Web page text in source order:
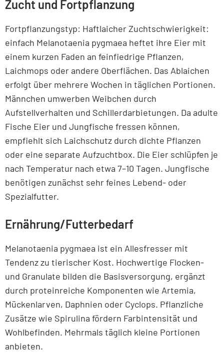
Zucht und Fortpflanzung
Fortpflanzungstyp: Haftlaicher Zuchtschwierigkeit:
einfach Melanotaenia pygmaea heftet ihre Eier mit
einem kurzen Faden an feinfiedrige Pflanzen,
Laichmops oder andere Oberflächen. Das Ablaichen
erfolgt über mehrere Wochen in täglichen Portionen.
Männchen umwerben Weibchen durch
Aufstellverhalten und Schillerdarbietungen. Da adulte
Fische Eier und Jungfische fressen können,
empfiehlt sich Laichschutz durch dichte Pflanzen
oder eine separate Aufzuchtbox. Die Eier schlüpfen je
nach Temperatur nach etwa 7–10 Tagen. Jungfische
benötigen zunächst sehr feines Lebend- oder
Spezialfutter.
Ernährung/Futterbedarf
Melanotaenia pygmaea ist ein Allesfresser mit
Tendenz zu tierischer Kost. Hochwertige Flocken-
und Granulate bilden die Basisversorgung, ergänzt
durch proteinreiche Komponenten wie Artemia,
Mückenlarven, Daphnien oder Cyclops. Pflanzliche
Zusätze wie Spirulina fördern Farbintensität und
Wohlbefinden. Mehrmals täglich kleine Portionen
anbieten.